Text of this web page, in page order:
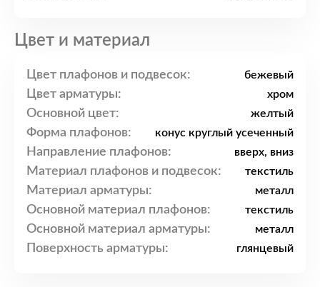
Цвет и материал
Цвет плафонов и подвесок: бежевый
Цвет арматуры: хром
Основной цвет: желтый
Форма плафонов: конус круглый усеченный
Направление плафонов: вверх, вниз
Материал плафонов и подвесок: текстиль
Материал арматуры: металл
Основной материал плафонов: текстиль
Основной материал арматуры: металл
Поверхность арматуры: глянцевый